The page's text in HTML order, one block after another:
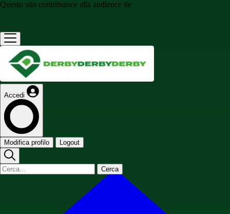
Questo sito contribuisce alla audience de
Accedi
Modifica profilo Logout
Cerca